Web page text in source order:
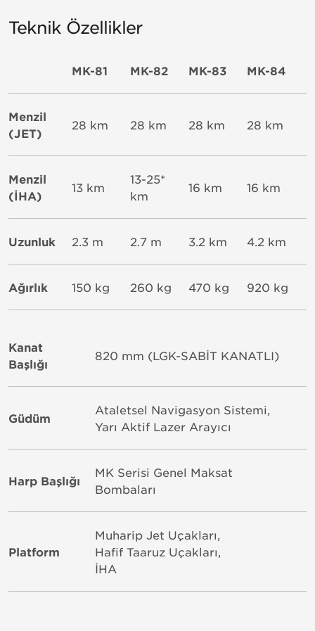
Teknik Özellikler
MK-81 MK-82 MK-83 MK-84
Menzil
(JET)
28 km 28 km 28 km 28 km
Menzil
(İHA)
13 km
13-25*
km
16 km 16 km
Uzunluk 2.3 m 2.7 m 3.2 km 4.2 km
Ağırlık 150 kg 260 kg 470 kg 920 kg
Kanat
Başlığı
820 mm (LGK-SABİT KANATLI)
Güdüm
Ataletsel Navigasyon Sistemi,
Yarı Aktif Lazer Arayıcı
Harp Başlığı
MK Serisi Genel Maksat
Bombaları
Platform
Muharip Jet Uçakları,
Hafif Taaruz Uçakları,
İHA